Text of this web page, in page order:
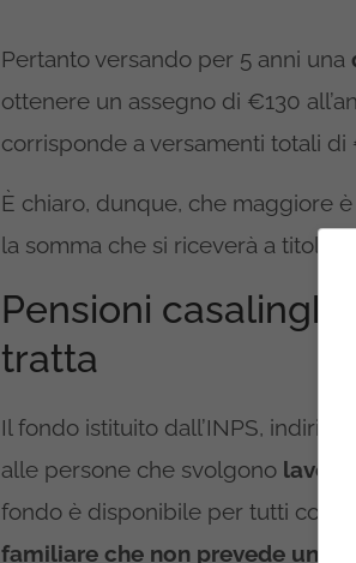
Pertanto versando per 5 anni una
ottenere un assegno di €130
corrisponde a versamenti totali di
È chiaro, dunque, che maggiore
la somma che si riceverà a titolo di
Pensioni
tratta
Il fondo istituito dall’INPS,
alle persone che svolgono lavori
fondo è disponibile per tutti
familiare che non prevede una